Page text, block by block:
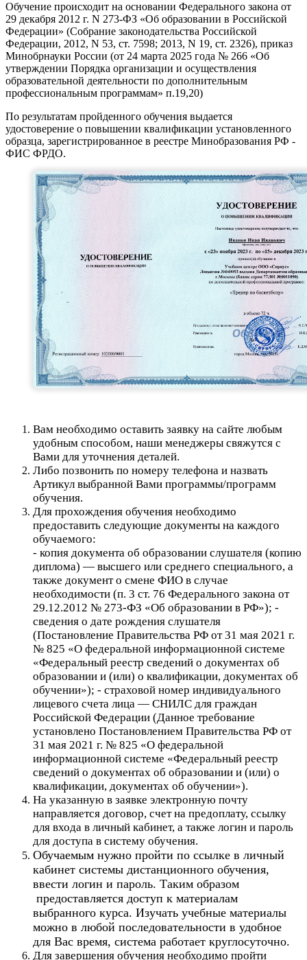
Обучение происходит на основании Федерального закона от
29 декабря 2012 г. N 273-ФЗ «Об образовании в Российской
Федерации» (Собрание законодательства Российской
Федерации, 2012, N 53, ст. 7598; 2013, N 19, ст. 2326), приказ
Минобрнауки России (от 24 марта 2025 года № 266 «Об
утверждении Порядка организации и осуществления
образовательной деятельности по дополнительным
профессиональным программам» п.19,20)
По результатам пройденного обучения выдается
удостоверение о повышении квалификации установленного
образца, зарегистрированное в реестре Минобразования РФ -
ФИС ФРДО.
Вам необходимо оставить заявку на сайте любым
удобным способом, наши менеджеры свяжутся с
Вами для уточнения деталей.
Либо позвонить по номеру телефона и назвать
Артикул выбранной Вами программы/программ
обучения.
Для прохождения обучения необходимо
предоставить следующие документы на каждого
обучаемого:
- копия документа об образовании слушателя (копию
диплома) — высшего или среднего специального, а
также документ о смене ФИО в случае
необходимости (п. 3 ст. 76 Федерального закона от
29.12.2012 № 273-ФЗ «Об образовании в РФ»); -
сведения о дате рождения слушателя
(Постановление Правительства РФ от 31 мая 2021 г.
№ 825 «О федеральной информационной системе
«Федеральный реестр сведений о документах об
образовании и (или) о квалификации, документах об
обучении»); - страховой номер индивидуального
лицевого счета лица — СНИЛС для граждан
Российской Федерации (Данное требование
установлено Постановлением Правительства РФ от
31 мая 2021 г. № 825 «О федеральной
информационной системе «Федеральный реестр
сведений о документах об образовании и (или) о
квалификации, документах об обучении»).
На указанную в заявке электронную почту
направляется договор, счет на предоплату, ссылку
для входа в личный кабинет, а также логин и пароль
для доступа в систему обучения.
Обучаемым нужно пройти по ссылке в личный
кабинет системы дистанционного обучения,
ввести логин и пароль. Таким образом
предоставляется доступ к материалам
выбранного курса. Изучать учебные материалы
можно в любой последовательности в удобное
для Вас время, система работает круглосуточно.
Для завершения обучения необходимо пройти